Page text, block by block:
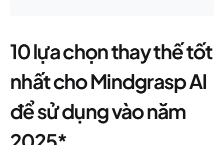
10 lựa chọn thay thế tốt
nhất cho Mindgrasp AI
để sử dụng vào năm